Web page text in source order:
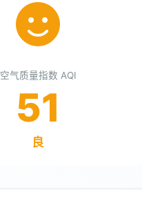
空气质量指数 AQI
51
良